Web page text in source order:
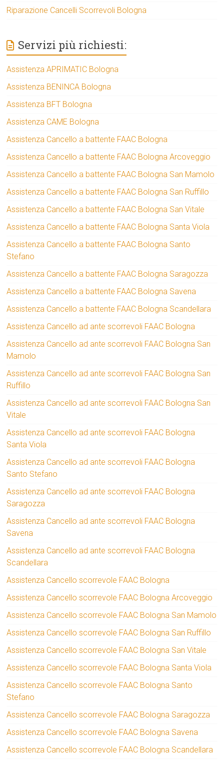
Riparazione Cancelli Scorrevoli Bologna
Servizi più richiesti:
Assistenza APRIMATIC Bologna
Assistenza BENINCA Bologna
Assistenza BFT Bologna
Assistenza CAME Bologna
Assistenza Cancello a battente FAAC Bologna
Assistenza Cancello a battente FAAC Bologna Arcoveggio
Assistenza Cancello a battente FAAC Bologna San Mamolo
Assistenza Cancello a battente FAAC Bologna San Ruffillo
Assistenza Cancello a battente FAAC Bologna San Vitale
Assistenza Cancello a battente FAAC Bologna Santa Viola
Assistenza Cancello a battente FAAC Bologna Santo
Stefano
Assistenza Cancello a battente FAAC Bologna Saragozza
Assistenza Cancello a battente FAAC Bologna Savena
Assistenza Cancello a battente FAAC Bologna Scandellara
Assistenza Cancello ad ante scorrevoli FAAC Bologna
Assistenza Cancello ad ante scorrevoli FAAC Bologna San
Mamolo
Assistenza Cancello ad ante scorrevoli FAAC Bologna San
Ruffillo
Assistenza Cancello ad ante scorrevoli FAAC Bologna San
Vitale
Assistenza Cancello ad ante scorrevoli FAAC Bologna
Santa Viola
Assistenza Cancello ad ante scorrevoli FAAC Bologna
Santo Stefano
Assistenza Cancello ad ante scorrevoli FAAC Bologna
Saragozza
Assistenza Cancello ad ante scorrevoli FAAC Bologna
Savena
Assistenza Cancello ad ante scorrevoli FAAC Bologna
Scandellara
Assistenza Cancello scorrevole FAAC Bologna
Assistenza Cancello scorrevole FAAC Bologna Arcoveggio
Assistenza Cancello scorrevole FAAC Bologna San Mamolo
Assistenza Cancello scorrevole FAAC Bologna San Ruffillo
Assistenza Cancello scorrevole FAAC Bologna San Vitale
Assistenza Cancello scorrevole FAAC Bologna Santa Viola
Assistenza Cancello scorrevole FAAC Bologna Santo
Stefano
Assistenza Cancello scorrevole FAAC Bologna Saragozza
Assistenza Cancello scorrevole FAAC Bologna Savena
Assistenza Cancello scorrevole FAAC Bologna Scandellara